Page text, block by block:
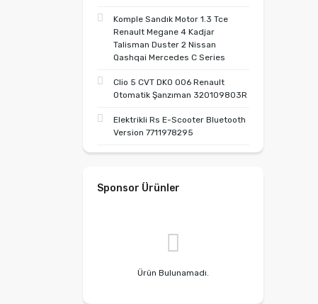
Komple Sandık Motor 1.3 Tce
Renault Megane 4 Kadjar
Talisman Duster 2 Nissan
Qashqai Mercedes C Series
Clio 5 CVT DK0 006 Renault
Otomatik Şanzıman 320109803R
Elektrikli Rs E-Scooter Bluetooth
Version 7711978295
Sponsor Ürünler
Ürün Bulunamadı.